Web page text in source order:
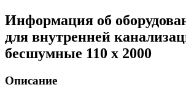
Информация об
для внутренней
бесшумные 110 х 2000
Описание